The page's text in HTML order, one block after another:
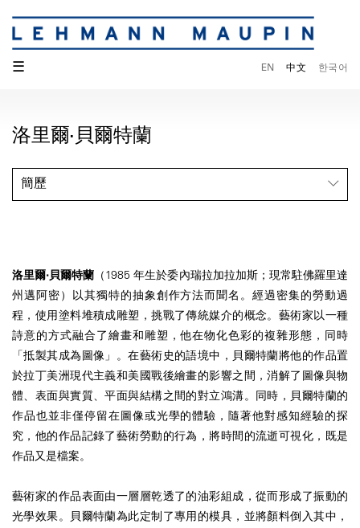
☰ EN 中文 한국어
洛里爾·貝爾特蘭
簡歷
洛里爾·貝爾特蘭 （1985 年生於委內瑞拉加拉加斯；現常駐佛羅里達
州邁阿密）以其獨特的抽象創作方法而聞名。經過密集的勞動過
程，使用塗料堆積成雕塑，挑戰了傳統媒介的概念。藝術家以一種
詩意的方式融合了繪畫和雕塑，他在物化色彩的複雜形態，同時
「抵製其成為圖像」。在藝術史的語境中，貝爾特蘭將他的作品置
於拉丁美洲現代主義和美國戰後繪畫的影響之間，消解了圖像與物
體、表面與實質、平面與結構之間的對立鴻溝。同時，貝爾特蘭的
作品也並非僅停留在圖像或光學的體驗，隨著他對感知經驗的探
究，他的作品記錄了藝術勞動的行為，將時間的流逝可視化，既是
作品又是檔案。
藝術家的作品表面由一層層乾透了的油彩組成，從而形成了振動的
光學效果。貝爾特蘭為此定制了專用的模具，並將顏料倒入其中，